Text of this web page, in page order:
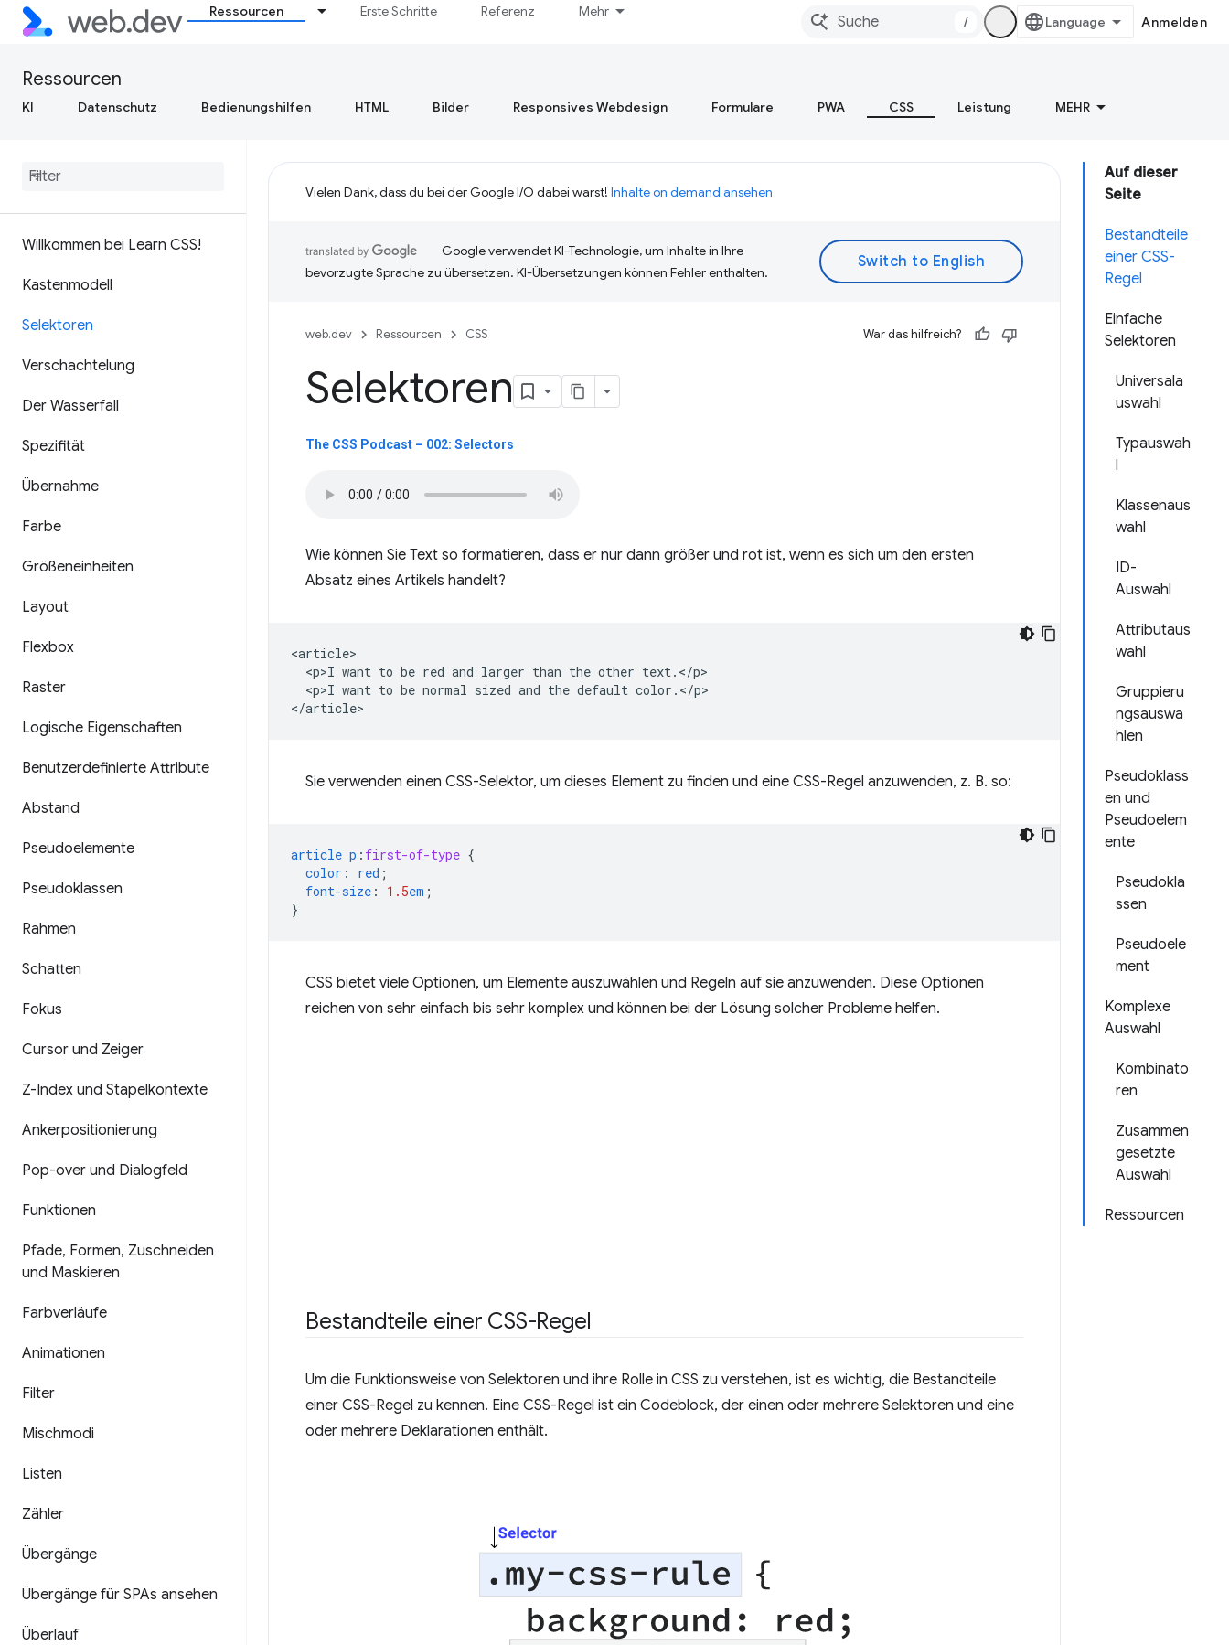
Ressourcen Erste Schritte Referenz Mehr
/ Anmelden
Ressourcen
KI Datenschutz Bedienungshilfen HTML Bilder Responsives Webdesign Formulare PWA CSS Leistung MEHR
Willkommen bei Learn CSS!
Kastenmodell
Selektoren
Verschachtelung
Der Wasserfall
Spezifität
Übernahme
Farbe
Größeneinheiten
Layout
Flexbox
Raster
Logische Eigenschaften
Benutzerdefinierte Attribute
Abstand
Pseudoelemente
Pseudoklassen
Rahmen
Schatten
Fokus
Cursor und Zeiger
Z-Index und Stapelkontexte
Ankerpositionierung
Pop-over und Dialogfeld
Funktionen
Pfade, Formen, Zuschneiden
und Maskieren
Farbverläufe
Animationen
Filter
Mischmodi
Listen
Zähler
Übergänge
Übergänge für SPAs ansehen
Überlauf
Auf dieser
Seite
Bestandteile
einer CSS-
Regel
Einfache
Selektoren
Universala
uswahl
Typauswah
l
Klassenaus
wahl
ID-
Auswahl
Attributaus
wahl
Gruppieru
ngsauswa
hlen
Pseudoklass
en und
Pseudoelem
ente
Pseudokla
ssen
Pseudoele
ment
Komplexe
Auswahl
Kombinato
ren
Zusammen
gesetzte
Auswahl
Ressourcen
Vielen Dank, dass du bei der Google I/O dabei warst! Inhalte on demand ansehen
Google verwendet KI-Technologie, um Inhalte in Ihre
bevorzugte Sprache zu übersetzen. KI-Übersetzungen können Fehler enthalten.
web.dev Ressourcen CSS War das hilfreich?
Selektoren
The CSS Podcast – 002: Selectors
Wie können Sie Text so formatieren, dass er nur dann größer und rot ist, wenn es sich um den ersten
Absatz eines Artikels handelt?
<article>
  <p>I want to be red and larger than the other text.</p>
  <p>I want to be normal sized and the default color.</p>
Sie verwenden einen CSS-Selektor, um dieses Element zu finden und eine CSS-Regel anzuwenden, z. B. so:
article p : first-of-type {
color : red ;
font-size : 1.5em ;
}
CSS bietet viele Optionen, um Elemente auszuwählen und Regeln auf sie anzuwenden. Diese Optionen
reichen von sehr einfach bis sehr komplex und können bei der Lösung solcher Probleme helfen.
Bestandteile einer CSS-Regel
Um die Funktionsweise von Selektoren und ihre Rolle in CSS zu verstehen, ist es wichtig, die Bestandteile
einer CSS-Regel zu kennen. Eine CSS-Regel ist ein Codeblock, der einen oder mehrere Selektoren und eine
oder mehrere Deklarationen enthält.